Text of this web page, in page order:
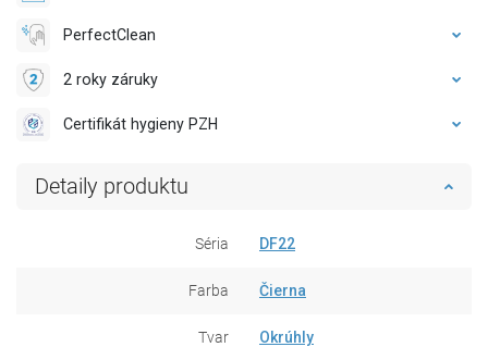
PerfectClean
2 roky záruky
Certifikát hygieny PZH
Detaily produktu
Séria DF22
Farba Čierna
Tvar Okrúhly